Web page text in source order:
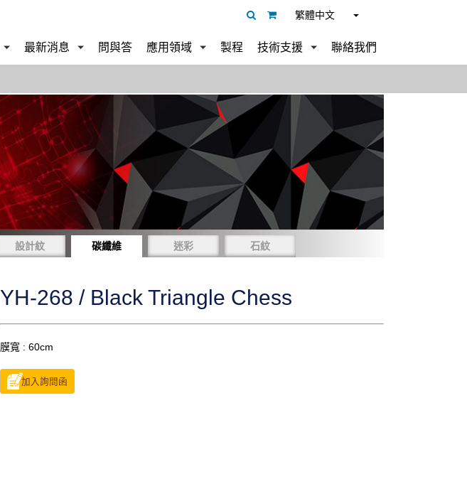
繁體中文
最新消息 問與答 應用領域 製程 技術支援 聯絡我們
設計紋 碳纖維 迷彩 石紋
YH-268 / Black Triangle Chess
膜寬 : 60cm
加入詢問函